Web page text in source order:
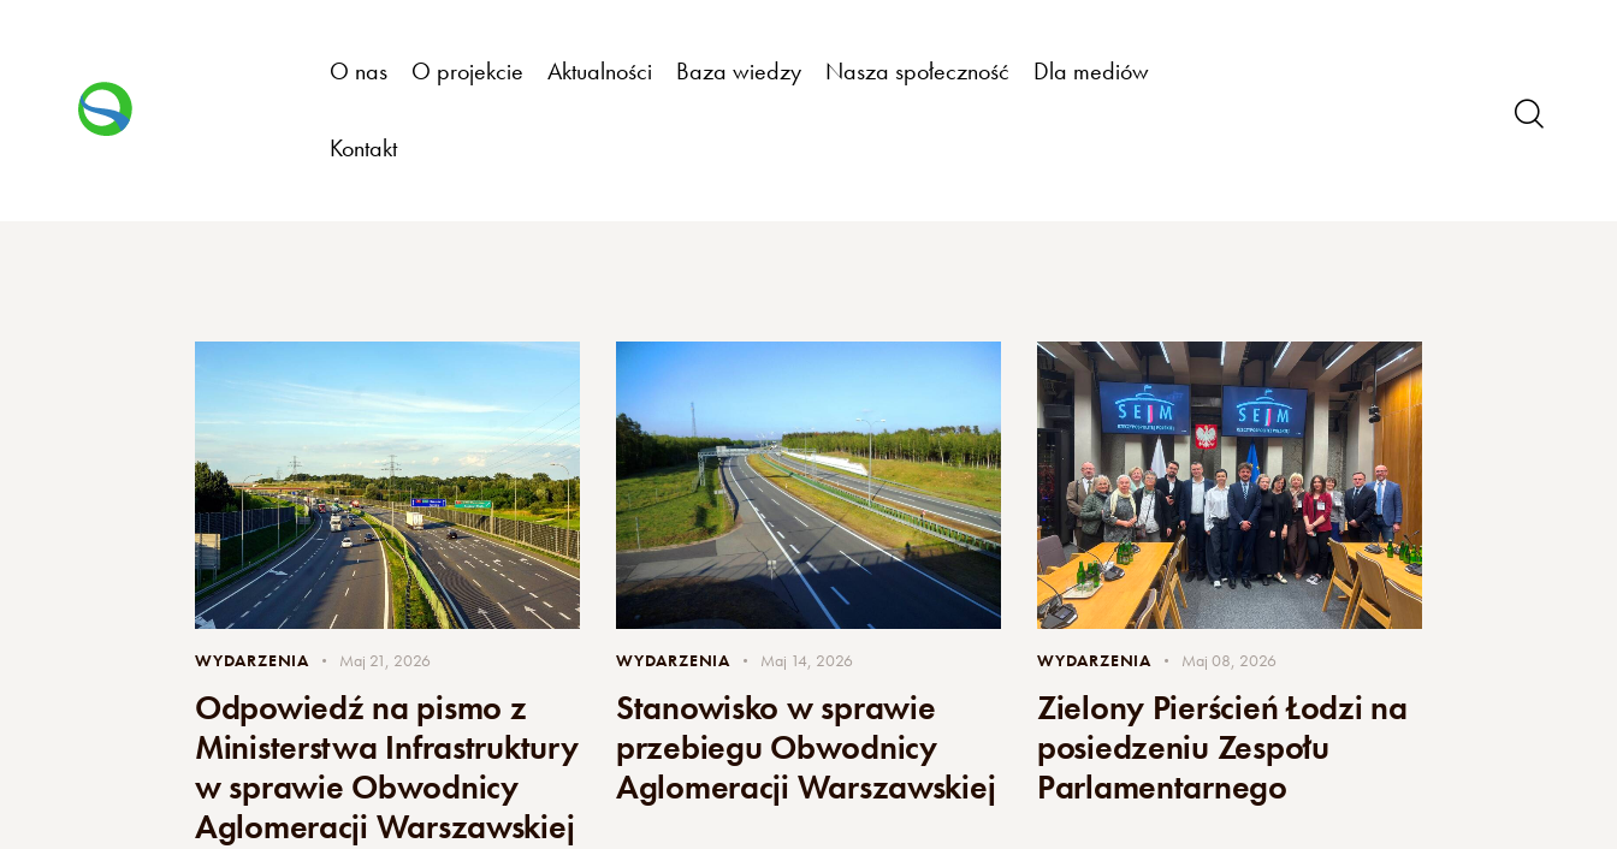
O nas O projekcie Aktualności Baza wiedzy Nasza społeczność Dla mediów
Kontakt
WYDARZENIA Maj 21, 2026
Odpowiedź na pismo z
Ministerstwa Infrastruktury
w sprawie Obwodnicy
Aglomeracji Warszawskiej
WYDARZENIA Maj 14, 2026
Stanowisko w sprawie
przebiegu Obwodnicy
Aglomeracji Warszawskiej
WYDARZENIA Maj 08, 2026
Zielony Pierścień Łodzi na
posiedzeniu Zespołu
Parlamentarnego